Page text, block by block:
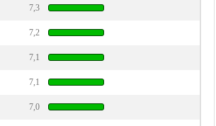
7,3
7,2
7,1
7,1
7,0